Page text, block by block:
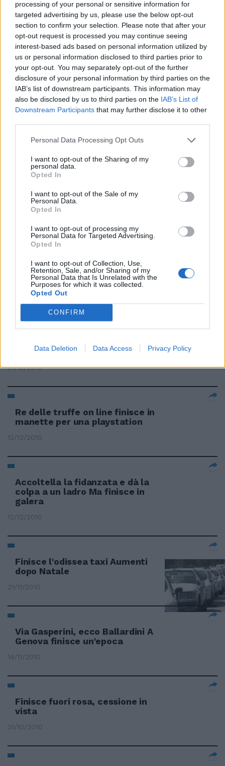
processing of your personal or sensitive information for
targeted advertising by us, please use the below opt-out
section to confirm your selection. Please note that after your
opt-out request is processed you may continue seeing
interest-based ads based on personal information utilized by
us or personal information disclosed to third parties prior to
your opt-out. You may separately opt-out of the further
disclosure of your personal information by third parties on the
IAB’s list of downstream participants. This information may
also be disclosed by us to third parties on the IAB’s List of
Downstream Participants that may further disclose it to other
Personal Data Processing Opt Outs
I want to opt-out of the Sharing of my
personal data.
Opted In
I want to opt-out of the Sale of my
Personal Data.
Opted In
I want to opt-out of processing my
Personal Data for Targeted Advertising.
Opted In
I want to opt-out of Collection, Use,
Retention, Sale, and/or Sharing of my
Personal Data that Is Unrelated with the
Purposes for which it was collected.
Opted Out
CONFIRM
Data Deletion Data Access Privacy Policy
Cena tra amici finisce in
tragedia
16/01/2011
Per vedere i parenti ricettatore
latitante finisce in manette
16/01/2011
CHAMPIONS Uefa indaga su
Schalke-Hapoel La gara
Schalke-Hapoel Tel Aviv di
scorso 20 ottobre a
Gelsenkirchen e vinta dai
tedeschi per 3-1, finisce nel
09/01/2011
Finisce in manette «nonna
eroina»
09/01/2011
L'anno finisce con il «Burlesque»
31/12/2010
Re delle truffe on line finisce in
manette per una playstation
12/12/2010
Accoltella la fidanzata e dà la
colpa a un ladro Ma finisce in
galera
12/12/2010
Finisce l'odissea taxi Aumenti
dopo Natale
21/11/2010
Via Gasperini, ecco Ballardini A
Genova finisce un'epoca
14/11/2010
Finisce fuori rosa, cessione in
vista
31/10/2010